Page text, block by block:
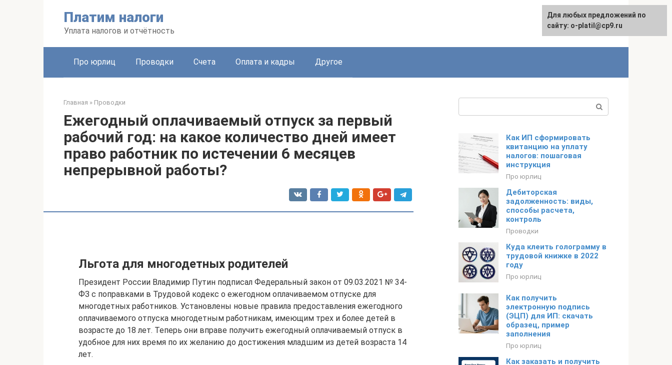
Платим налоги
Уплата налогов и отчётность
Про юрлиц Проводки Счета Оплата и кадры Другое
Главная » Проводки
Ежегодный оплачиваемый отпуск за первый
рабочий год: на какое количество дней имеет
право работник по истечении 6 месяцев
непрерывной работы?
Льгота для многодетных родителей
Президент России Владимир Путин подписал Федеральный закон от 09.03.2021 № 34-
ФЗ с поправками в Трудовой кодекс о ежегодном оплачиваемом отпуске для
многодетных работников. Установлены новые правила предоставления ежегодного
оплачиваемого отпуска многодетным работникам, имеющим трех и более детей в
возрасте до 18 лет. Теперь они вправе получить ежегодный оплачиваемый отпуск в
удобное для них время по их желанию до достижения младшим из детей возраста 14
лет.
Как ИП сформировать
квитанцию на уплату
налогов: пошаговая
инструкция
Про юрлиц
Дебиторская
задолженность: виды,
способы расчета,
контроль
Проводки
Куда клеить голограмму в
трудовой книжке в 2022
году
Про юрлиц
Как получить
электронную подпись
(ЭЦП) для ИП: скачать
образец, пример
заполнения
Про юрлиц
Как заказать и получить
Для любых предложений по
сайту: o-platil@cp9.ru